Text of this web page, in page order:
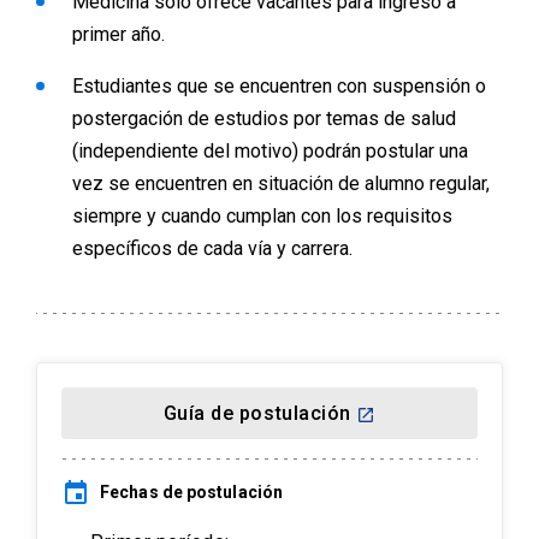
en ambos casos estos documentos
deberán contar con códigos de
Para documentos provenientes desde
el exterior
Todos los antecedentes que respalden
el cumplimiento de requisitos de
postulación deberán ser legalizados
desde el país de origen. La forma de la
encuentra o no suscrito a Convención
suscritos a Convención de Apostilla
Se sigue la línea de verificación
primer año.
Estudiantes que se encuentren con suspensión o
postergación de estudios por temas de salud
(independiente del motivo) podrán postular una
vez se encuentren en situación de alumno regular,
siempre y cuando cumplan con los requisitos
específicos de cada vía y carrera.
Guía de postulación launch
event Fechas de postulación